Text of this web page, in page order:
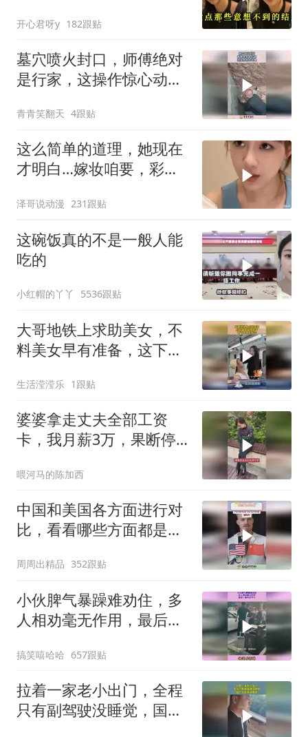
开心君呀y 182跟贴
墓穴喷火封口，师傅绝对
是行家，这操作惊心动
青青笑翻天 4跟贴
这么简单的道理，她现在
才明白…嫁妆咱要，彩礼
泽哥说动漫 231跟贴
这碗饭真的不是一般人能
吃的
小红帽的丫丫 5536跟贴
大哥地铁上求助美女，不
料美女早有准备，这下大
生活滢滢乐 1跟贴
婆婆拿走丈夫全部工资
卡，我月薪3万，果断停
喂河马的陈加西
中国和美国各方面进行对
比，看看哪些方面都是谁
周周出精品 352跟贴
小伙脾气暴躁难劝住，多
人相劝毫无作用，最后一
搞笑嘻哈哈 657跟贴
拉着一家老小出门，全程
只有副驾驶没睡觉，国产